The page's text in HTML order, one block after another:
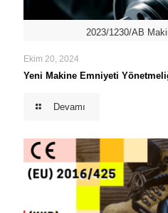
2023/1230/AB
Ekim 20, 2024
Yeni Makine Emniyeti
Devamı